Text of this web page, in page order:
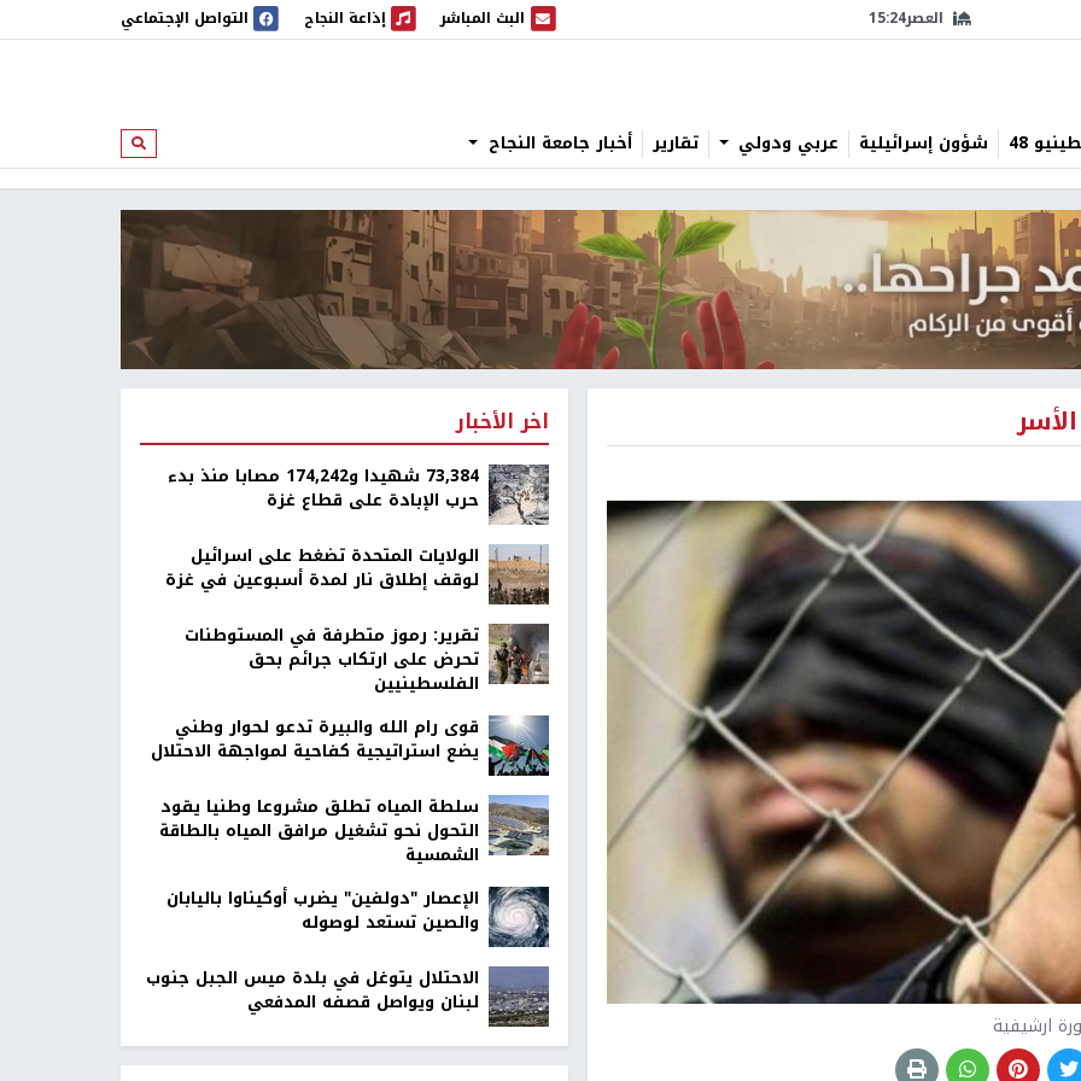
العصر15:24 البث المباشر
البث المباشر إذاعة النجاح
إذاعة النجاح التواصل الإجتماعي
48 شؤون إسرائيلية عربي ودولي تقارير أخبار جامعة النجاح ابحث
ارشيفية
اخر الأخبار
73,384 شهيدا و174,242 مصابا منذ بدء
حرب الإبادة على قطاع غزة
الولايات المتحدة تضغط على اسرائيل
لوقف إطلاق نار لمدة أسبوعين في غزة
تقرير: رموز متطرفة في المستوطنات
تحرض على ارتكاب جرائم بحق
الفلسطينيين
قوى رام الله والبيرة تدعو لحوار وطني
يضع استراتيجية كفاحية لمواجهة الاحتلال
سلطة المياه تطلق مشروعا وطنيا يقود
التحول نحو تشغيل مرافق المياه بالطاقة
الشمسية
الإعصار "دولفين" يضرب أوكيناوا باليابان
والصين تستعد لوصوله
الاحتلال يتوغل في بلدة ميس الجبل جنوب
لبنان ويواصل قصفه المدفعي